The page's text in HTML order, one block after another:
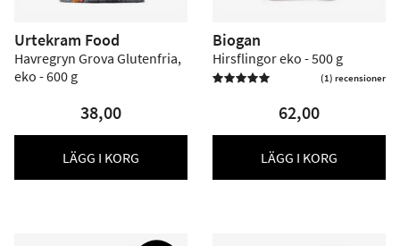
Urtekram Food
Havregryn Grova Glutenfria,
eko - 600 g
38,00
LÄGG I KORG
Biogan
Hirsflingor eko - 500 g
 (1) recensioner
62,00
LÄGG I KORG